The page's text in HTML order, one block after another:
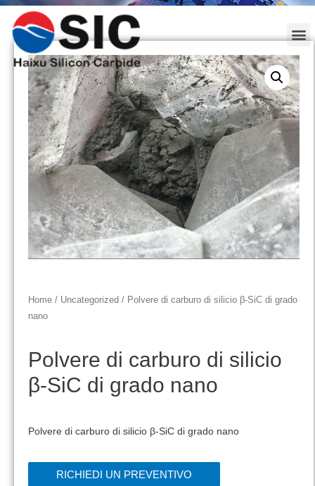
Home / Uncategorized / Polvere di carburo di silicio β-SiC di grado
nano
Polvere di carburo di silicio
β-SiC di grado nano
Polvere di carburo di silicio β-SiC di grado nano
RICHIEDI UN PREVENTIVO